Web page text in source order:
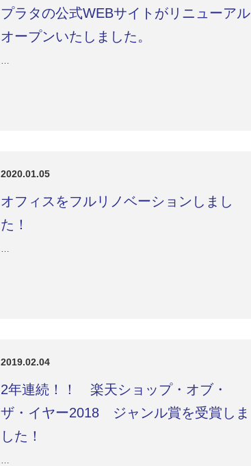
プラタの公式WEBサイトがリニューアル
オープンいたしました。
…
2020.01.05
オフィスをフルリノベーションしまし
た！
…
2019.02.04
2年連続！！ 楽天ショップ・オブ・
ザ・イヤー2018 ジャンル賞を受賞しま
した！
…